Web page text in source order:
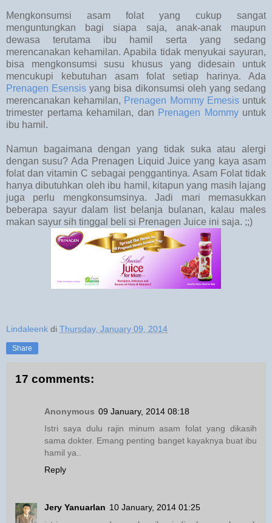
Mengkonsumsi asam folat yang cukup sangat
menguntungkan bagi siapa saja, anak-anak maupun
dewasa terutama ibu hamil serta yang sedang
merencanakan kehamilan. Apabila tidak menyukai sayuran,
bisa mengkonsumsi susu khusus yang didesain untuk
mencukupi kebutuhan asam folat setiap harinya. Ada
Prenagen Esensis yang bisa dikonsumsi oleh yang sedang
merencanakan kehamilan, Prenagen Mommy Emesis untuk
trimester pertama kehamilan, dan Prenagen Mommyuntuk
ibu hamil.
Namun bagaimana dengan yang tidak suka atau alergi
dengan susu? Ada Prenagen Liquid Juice yang kaya asam
folat dan vitamin C sebagai penggantinya. Asam Folat tidak
hanya dibutuhkan oleh ibu hamil, kitapun yang masih lajang
juga perlu mengkonsumsinya. Jadi mari memasukkan
beberapa sayur dalam list belanja bulanan, kalau males
makan sayur sih tinggal beli si Prenagen Juice ini saja. ;;)
Lindaleenk di Thursday, January 09, 2014
Share
17 comments:
Anonymous 09 January, 2014 08:18
Istri saya dulu rajin minum asam folat yang dikasih
sama dokter. Emang penting banget kayaknya buat ibu
hamil ya..
Reply
Jery Yanuarlan 10 January, 2014 01:25